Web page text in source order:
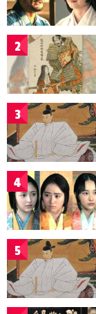
2
3
4
5